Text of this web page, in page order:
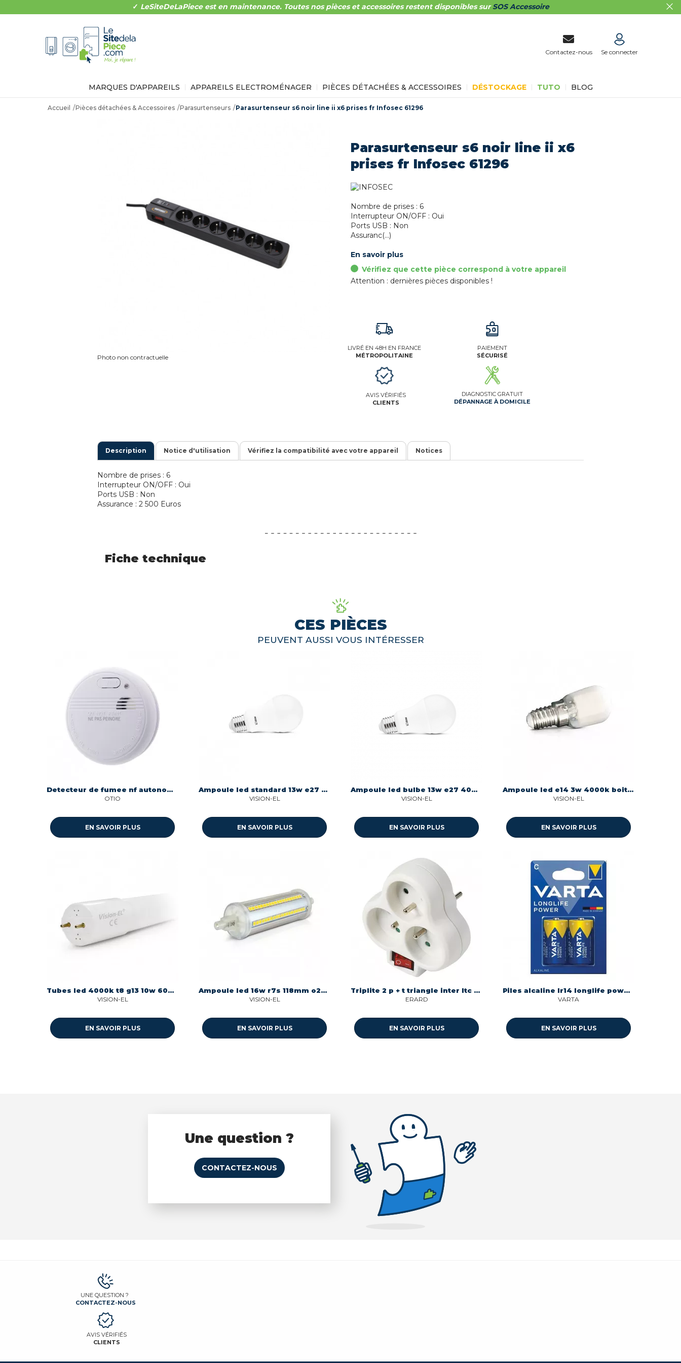
✓ LeSiteDeLaPiece est en maintenance. Toutes nos pièces et accessoires restent disponibles surSOS Accessoire
Contactez-nous Se connecter
MARQUES D'APPAREILS APPAREILS ELECTROMÉNAGER PIÈCES DÉTACHÉES & ACCESSOIRES DÉSTOCKAGE TUTO BLOG
Accueil Pièces détachées & Accessoires Parasurtenseurs Parasurtenseur s6 noir line ii x6 prises fr Infosec 61296
Photo non contractuelle
Parasurtenseur s6 noir line ii x6
prises fr Infosec 61296
Nombre de prises : 6
Interrupteur ON/OFF : Oui
Ports USB : Non
Assuranc(...)
En savoir plus
Vérifiez que cette pièce correspond à votre appareil
Attention : dernières pièces disponibles !
LIVRÉ EN 48H EN FRANCE
MÉTROPOLITAINE
PAIEMENT
SÉCURISÉ
AVIS VÉRIFIÉS
CLIENTS
DIAGNOSTIC GRATUIT
DÉPANNAGE À DOMICILE
Description Notice d'utilisation Vérifiez la compatibilité avec votre appareil Notices
Nombre de prises : 6
Interrupteur ON/OFF : Oui
Ports USB : Non
Assurance : 2 500 Euros
Fiche technique
CES PIÈCES
PEUVENT AUSSI VOUS INTÉRESSER
Detecteur de fumee nf autonomie 3 ans-garantie 5 ans Otio 520032
OTIO
EN SAVOIR PLUS
Ampoule led standard 13w e27 1521 lumens 6500k Miidex 100608
VISION-EL
EN SAVOIR PLUS
Ampoule led bulbe 13w e27 4000° Miidex 100607
VISION-EL
EN SAVOIR PLUS
Ampoule led e14 3w 4000k boite 1 ampoule Miidex 79450
VISION-EL
EN SAVOIR PLUS
Tubes led 4000k t8 g13 10w 600mm 230v Miidex 7598
VISION-EL
EN SAVOIR PLUS
Ampoule led 16w r7s 118mm o29 1800 lumens 40000k Miidex 7983
VISION-EL
EN SAVOIR PLUS
Triplite 2 p + t triangle inter Itc 308360
ERARD
EN SAVOIR PLUS
Piles alcaline lr14 longlife power Varta 4914121422
VARTA
EN SAVOIR PLUS
Une question ?
CONTACTEZ-NOUS
UNE QUESTION ?
CONTACTEZ-NOUS
AVIS VÉRIFIÉS
CLIENTS